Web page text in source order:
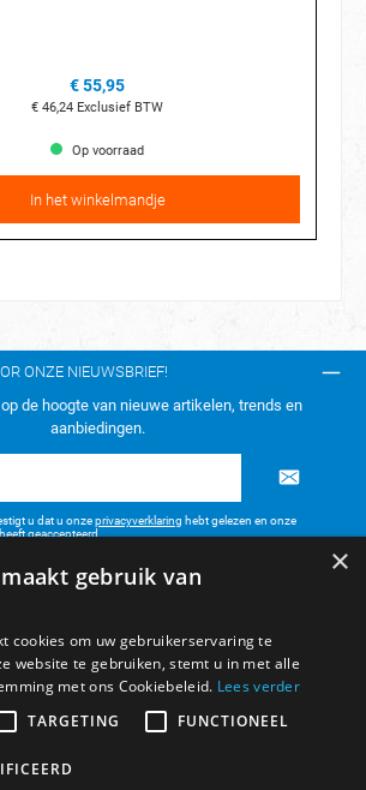
€ 55,95
€ 46,24 Exclusief BTW
Op voorraad
In het winkelmandje
ONZE NIEUWSBRIEF!
de hoogte van nieuwe artikelen, trends en
aanbiedingen.
u dat u onzeprivacyverklaring hebt gelezen en onze
heeft geaccepteerd.
×
gebruik van
cookies om uw gebruikerservaring te
website te gebruiken, stemt u in met alle
met ons Cookiebeleid. Lees verder
TARGETING FUNCTIONEEL